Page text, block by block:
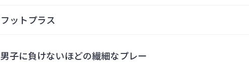
フットプラス
男子に負けないほどの繊細なプレー